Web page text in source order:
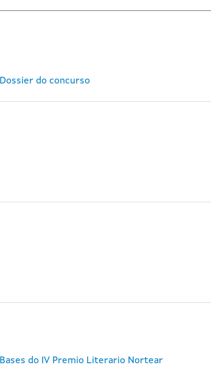
Dossier do concurso
Bases do IV Premio Literario Nortear